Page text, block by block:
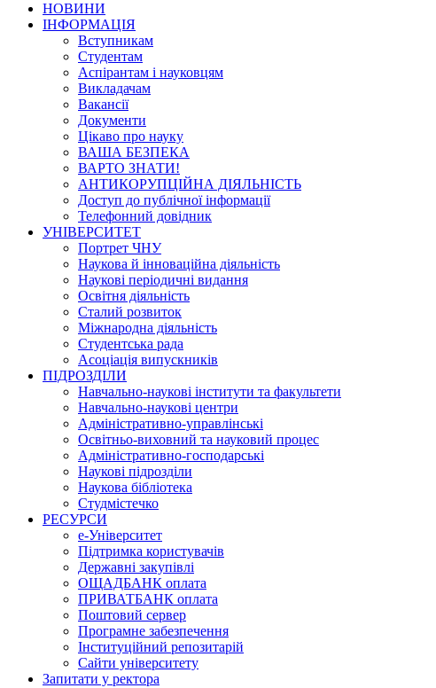
НОВИНИ
ІНФОРМАЦІЯ
Вступникам
Студентам
Аспірантам і науковцям
Викладачам
Вакансії
Документи
Цікаво про науку
ВАША БЕЗПЕКА
ВАРТО ЗНАТИ!
АНТИКОРУПЦІЙНА ДІЯЛЬНІСТЬ
Доступ до публічної інформації
Телефонний довідник
УНІВЕРСИТЕТ
Портрет ЧНУ
Наукова й інноваційна діяльність
Наукові періодичні видання
Освітня діяльність
Сталий розвиток
Міжнародна діяльність
Студентська рада
Асоціація випускників
ПІДРОЗДІЛИ
Навчально-наукові інститути та факультети
Навчально-наукові центри
Адміністративно-управлінські
Освітньо-виховний та науковий процес
Адміністративно-господарські
Наукові підрозділи
Наукова бібліотека
Студмістечко
РЕСУРСИ
е-Університет
Підтримка користувачів
Державні закупівлі
ОЩАДБАНК оплата
ПРИВАТБАНК оплата
Поштовий сервер
Програмне забезпечення
Інституційний репозитарій
Сайти університету
Запитати у ректора